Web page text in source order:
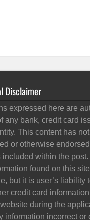
Disclaimer
expressed here are
any bank, credit card
This content has
or otherwise
included within the
found on this
but it is user’s liability
credit card
during the
information incorrect or